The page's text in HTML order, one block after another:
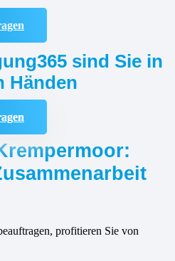
sind Sie in
Händen
profitieren Sie von